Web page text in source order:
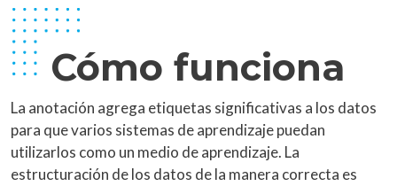
Cómo funciona
La anotación agrega etiquetas significativas a los datos
para que varios sistemas de aprendizaje puedan
utilizarlos como un medio de aprendizaje. La
estructuración de los datos de la manera correcta es